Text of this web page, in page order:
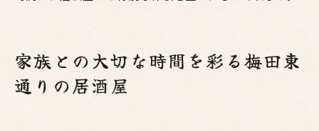
家族との大切な時間を彩る梅田東
通りの居酒屋